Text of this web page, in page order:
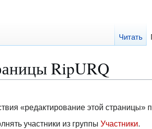
RipURQ
«редактирование этой страницы»
участники из группы Участники.
Читать